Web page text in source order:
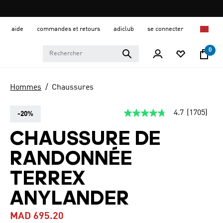
aide commandes et retours adiclub se connecter
0
Hommes Chaussures
-20%
4.7
sur
5,
de
la
1705
Reviews.
4.7 (1705)
CHAUSSURE DE
RANDONNÉE
TERREX
ANYLANDER
MAD 695.20